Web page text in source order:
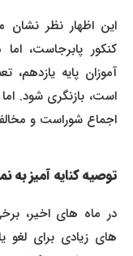
این اظهار نظر نشان
کنکور پابرجاست،
آموزان پایه یازدهم،
است، بازنگری شود. اما
اجماع شوراست و مخالفی
توصیه کنایه آمیز به
در ماه های اخیر،
های زیادی برای لغو یا